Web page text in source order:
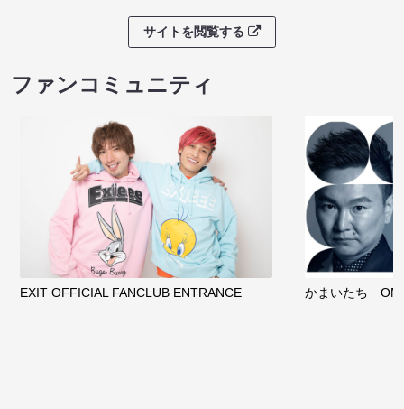
サイトを閲覧する
ファンコミュニティ
EXIT OFFICIAL FANCLUB ENTRANCE かまいたち